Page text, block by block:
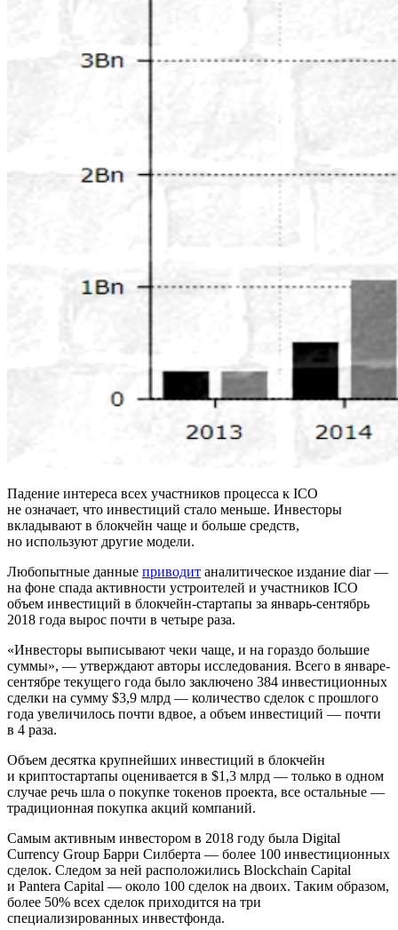
Падение интереса всех участников процесса к ICO
не означает, что инвестиций стало меньше. Инвесторы
вкладывают в блокчейн чаще и больше средств,
но используют другие модели.
Любопытные данные приводит аналитическое издание diar —
на фоне спада активности устроителей и участников ICO
объем инвестиций в блокчейн-стартапы за январь-сентябрь
2018 года вырос почти в четыре раза.
«Инвесторы выписывают чеки чаще, и на гораздо большие
суммы», — утверждают авторы исследования. Всего в январе-
сентябре текущего года было заключено 384 инвестиционных
сделки на сумму $3,9 млрд — количество сделок с прошлого
года увеличилось почти вдвое, а объем инвестиций — почти
в 4 раза.
Объем десятка крупнейших инвестиций в блокчейн
и криптостартапы оценивается в $1,3 млрд — только в одном
случае речь шла о покупке токенов проекта, все остальные —
традиционная покупка акций компаний.
Самым активным инвестором в 2018 году была Digital
Currency Group Барри Силберта — более 100 инвестиционных
сделок. Следом за ней расположились Blockchain Capital
и Pantera Capital — около 100 сделок на двоих. Таким образом,
более 50% всех сделок приходится на три
специализированных инвестфонда.